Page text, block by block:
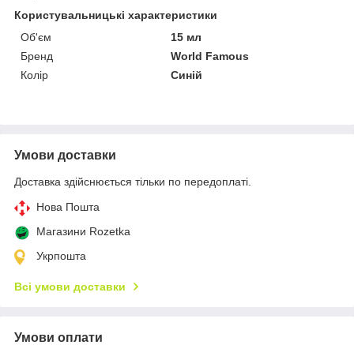
Користувальницькі характеристики
Об'єм
15 мл
Бренд
World Famous
Колір
Синій
Умови доставки
Доставка здійснюється тільки по передоплаті.
Нова Пошта
Магазини Rozetka
Укрпошта
Всі умови доставки
Умови оплати